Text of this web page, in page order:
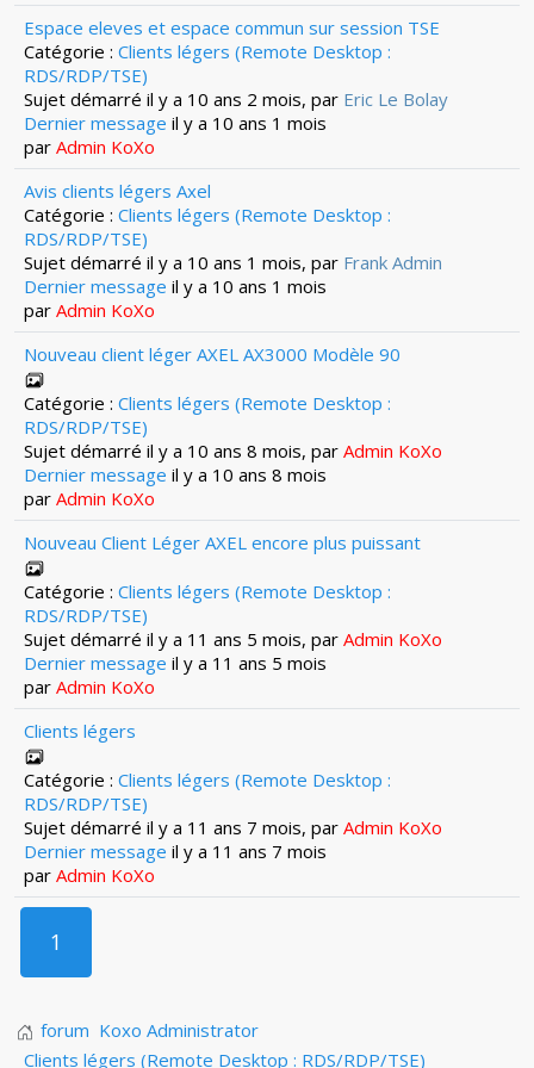
Espace eleves et espace commun sur session TSE
Catégorie : Clients légers (Remote Desktop :
RDS/RDP/TSE)
Sujet démarré il y a 10 ans 2 mois, par Eric Le Bolay
Dernier message il y a 10 ans 1 mois
par Admin KoXo
Avis clients légers Axel
Catégorie : Clients légers (Remote Desktop :
RDS/RDP/TSE)
Sujet démarré il y a 10 ans 1 mois, par Frank Admin
Dernier message il y a 10 ans 1 mois
par Admin KoXo
Nouveau client léger AXEL AX3000 Modèle 90
Catégorie : Clients légers (Remote Desktop :
RDS/RDP/TSE)
Sujet démarré il y a 10 ans 8 mois, par Admin KoXo
Dernier message il y a 10 ans 8 mois
par Admin KoXo
Nouveau Client Léger AXEL encore plus puissant
Catégorie : Clients légers (Remote Desktop :
RDS/RDP/TSE)
Sujet démarré il y a 11 ans 5 mois, par Admin KoXo
Dernier message il y a 11 ans 5 mois
par Admin KoXo
Clients légers
Catégorie : Clients légers (Remote Desktop :
RDS/RDP/TSE)
Sujet démarré il y a 11 ans 7 mois, par Admin KoXo
Dernier message il y a 11 ans 7 mois
par Admin KoXo
1
forum Koxo Administrator
Clients légers (Remote Desktop : RDS/RDP/TSE)